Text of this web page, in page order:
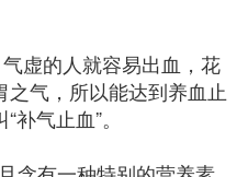
虚的人就容易出血，花
气，所以能达到养血止
气止血”。